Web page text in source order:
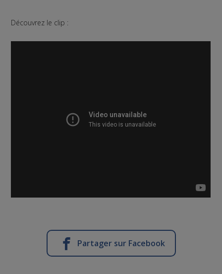
Découvrez le clip :
Partager sur Facebook